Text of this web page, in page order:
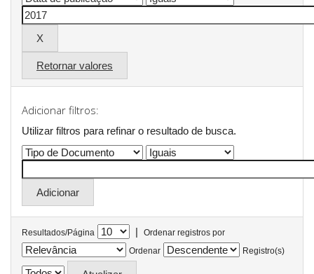
Retornar valores
Adicionar filtros:
Utilizar filtros para refinar o resultado de busca.
Resultados/Página |
Ordenar registros por
Ordenar
Registro(s)